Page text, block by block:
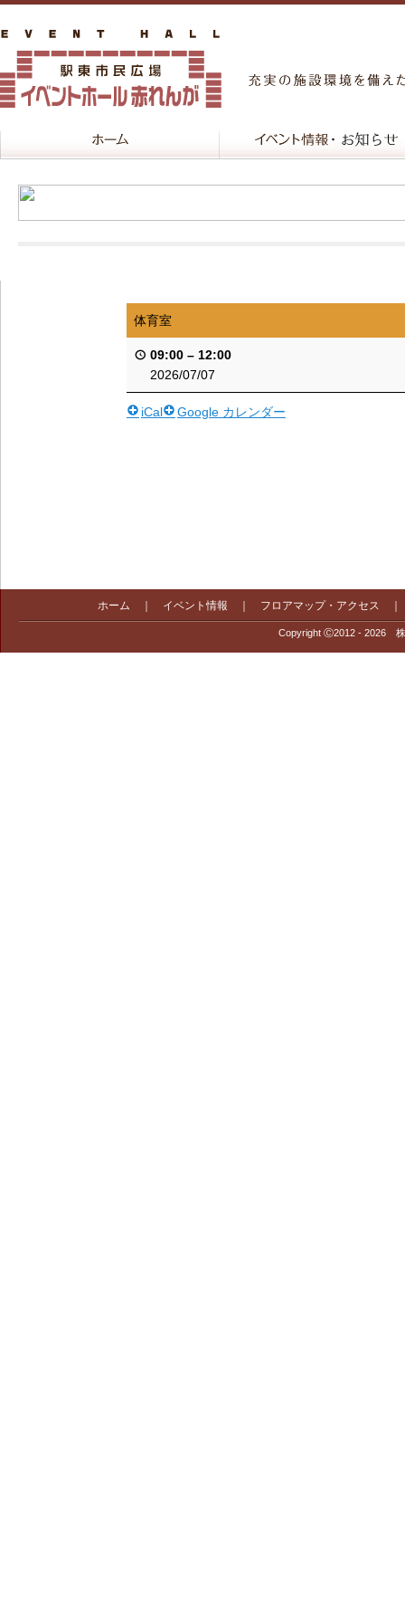
体育室
09:00 – 12:00
2026/07/07
iCal Google カレンダー
ホーム イベント情報 フロアマップ・アクセス
Copyright Ⓒ2012 - 2026 株